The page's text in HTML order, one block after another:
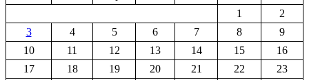
1
2
3
4 5 6 7 8
9
10
11 12 13 14 15
16
17
18 19 20 21 22
23